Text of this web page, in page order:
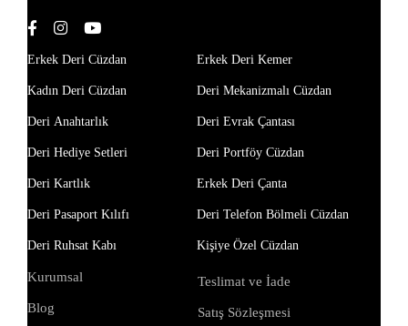
Erkek Deri Cüzdan
Kadın Deri Cüzdan
Deri Anahtarlık
Deri Hediye Setleri
Deri Kartlık
Deri Pasaport Kılıfı
Deri Ruhsat Kabı
Erkek Deri Kemer
Deri Mekanizmalı Cüzdan
Deri Evrak Çantası
Deri Portföy Cüzdan
Erkek Deri Çanta
Deri Telefon Bölmeli Cüzdan
Kişiye Özel Cüzdan
Kurumsal
Blog
Teslimat ve İade
Satış Sözleşmesi